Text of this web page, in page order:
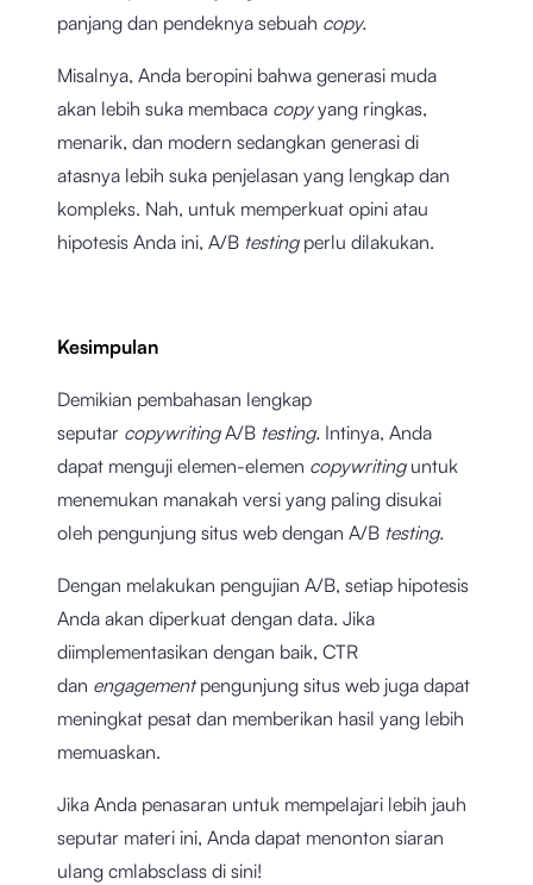
panjang dan pendeknya sebuah copy.
Misalnya, Anda beropini bahwa generasi muda
akan lebih suka membaca copyyang ringkas,
menarik, dan modern sedangkan generasi di
atasnya lebih suka penjelasan yang lengkap dan
kompleks. Nah, untuk memperkuat opini atau
hipotesis Anda ini, A/B testing perlu dilakukan.
Kesimpulan
Demikian pembahasan lengkap
seputar copywritingA/B testing. Intinya, Anda
dapat menguji elemen-elemen copywriting untuk
menemukan manakah versi yang paling disukai
oleh pengunjung situs web dengan A/B testing.
Dengan melakukan pengujian A/B, setiap hipotesis
Anda akan diperkuat dengan data. Jika
diimplementasikan dengan baik, CTR
dan engagementpengunjung situs web juga dapat
meningkat pesat dan memberikan hasil yang lebih
memuaskan.
Jika Anda penasaran untuk mempelajari lebih jauh
seputar materi ini, Anda dapat menonton siaran
ulang cmlabsclass di sini!